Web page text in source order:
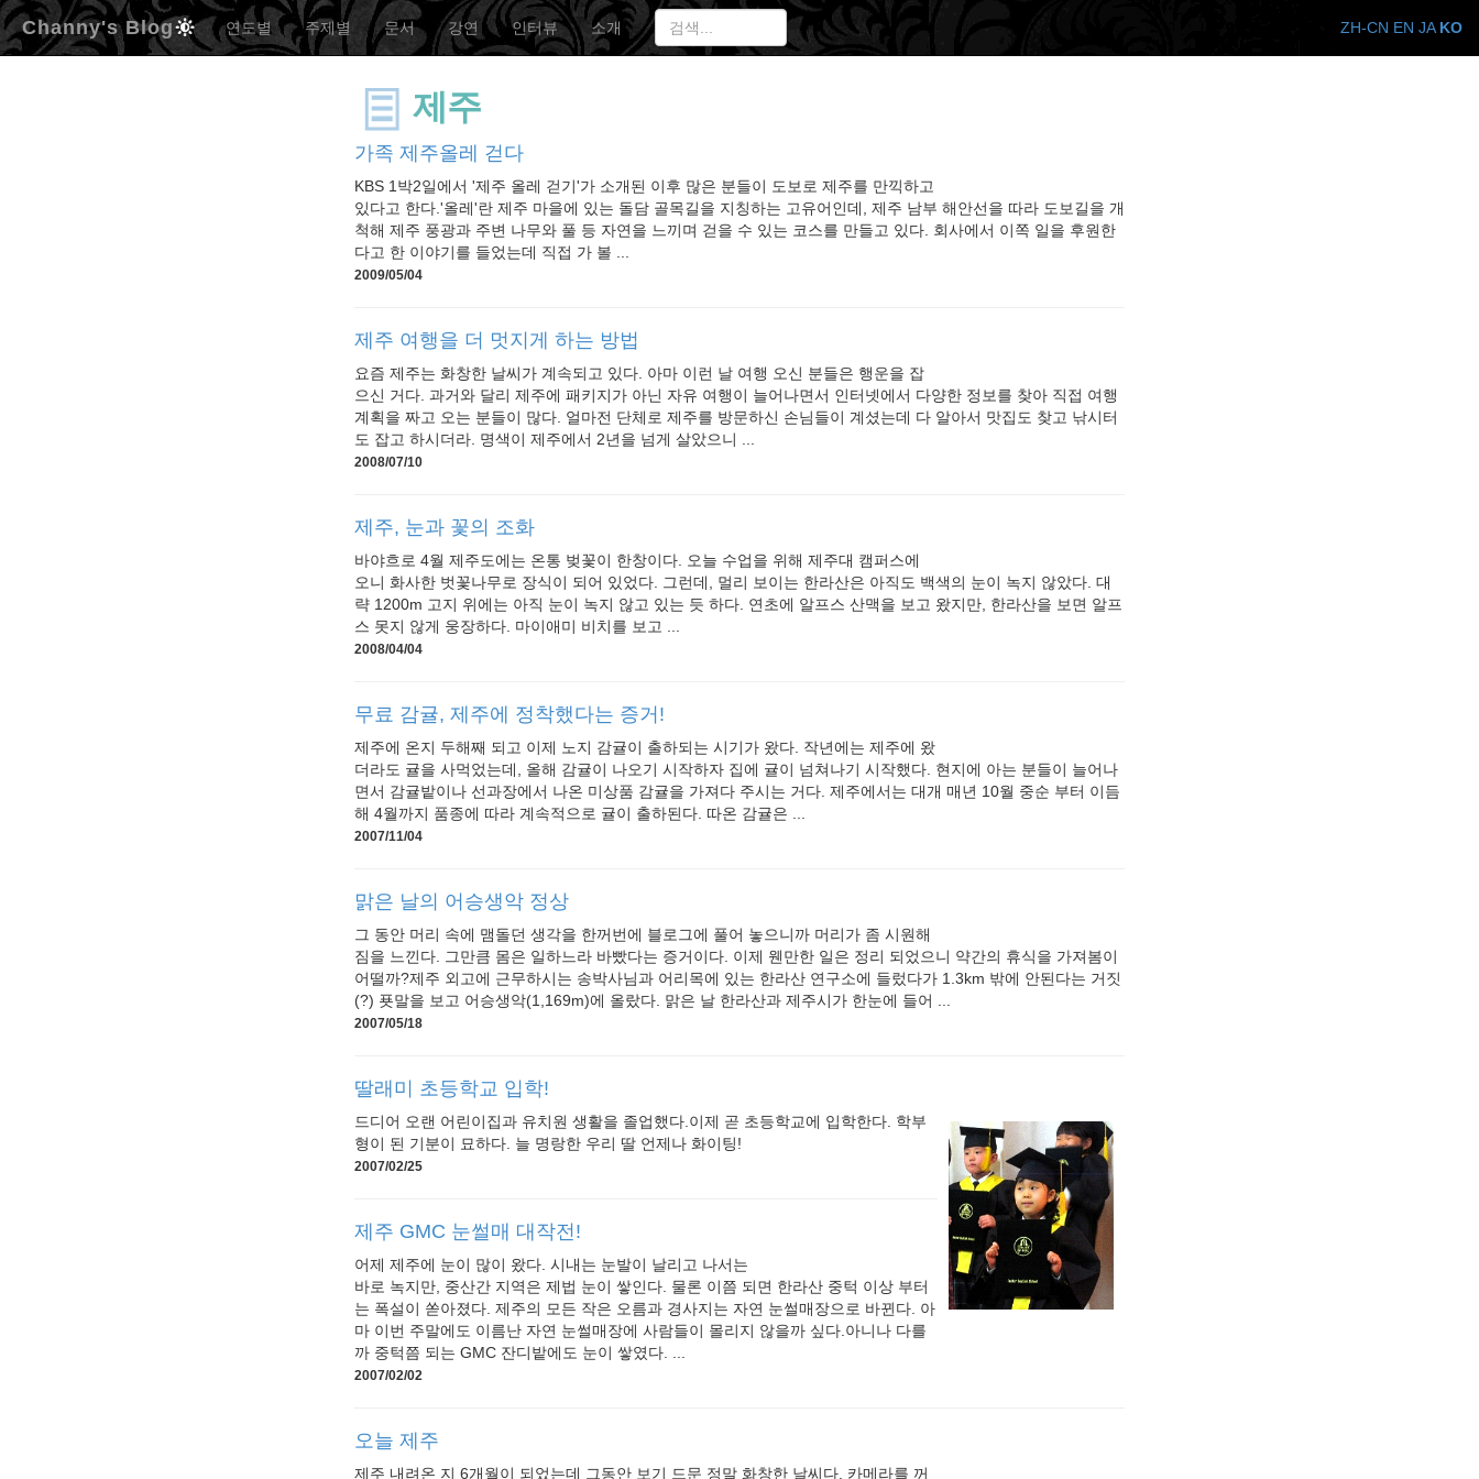
Channy's Blog 연도별 주제별 문서 강연 인터뷰 소개
제주
가족 제주올레 걷다
KBS 1박2일에서 '제주 올레 걷기'가 소개된 이후 많은 분들이 도보로 제주를 만끽하고
있다고 한다.'올레'란 제주 마을에 있는 돌담 골목길을 지칭하는 고유어인데, 제주 남부 해안선을 따라 도보길을 개
척해 제주 풍광과 주변 나무와 풀 등 자연을 느끼며 걷을 수 있는 코스를 만들고 있다. 회사에서 이쪽 일을 후원한
다고 한 이야기를 들었는데 직접 가 볼 ...
2009/05/04
제주 여행을 더 멋지게 하는 방법
요즘 제주는 화창한 날씨가 계속되고 있다. 아마 이런 날 여행 오신 분들은 행운을 잡
으신 거다. 과거와 달리 제주에 패키지가 아닌 자유 여행이 늘어나면서 인터넷에서 다양한 정보를 찾아 직접 여행
계획을 짜고 오는 분들이 많다. 얼마전 단체로 제주를 방문하신 손님들이 계셨는데 다 알아서 맛집도 찾고 낚시터
도 잡고 하시더라. 명색이 제주에서 2년을 넘게 살았으니 ...
2008/07/10
제주, 눈과 꽃의 조화
바야흐로 4월 제주도에는 온통 벚꽃이 한창이다. 오늘 수업을 위해 제주대 캠퍼스에
오니 화사한 벗꽃나무로 장식이 되어 있었다. 그런데, 멀리 보이는 한라산은 아직도 백색의 눈이 녹지 않았다. 대
략 1200m 고지 위에는 아직 눈이 녹지 않고 있는 듯 하다. 연초에 알프스 산맥을 보고 왔지만, 한라산을 보면 알프
스 못지 않게 웅장하다. 마이애미 비치를 보고 ...
2008/04/04
무료 감귤, 제주에 정착했다는 증거!
제주에 온지 두해째 되고 이제 노지 감귤이 출하되는 시기가 왔다. 작년에는 제주에 왔
더라도 귤을 사먹었는데, 올해 감귤이 나오기 시작하자 집에 귤이 넘쳐나기 시작했다. 현지에 아는 분들이 늘어나
면서 감귤밭이나 선과장에서 나온 미상품 감귤을 가져다 주시는 거다. 제주에서는 대개 매년 10월 중순 부터 이듬
해 4월까지 품종에 따라 계속적으로 귤이 출하된다. 따온 감귤은 ...
2007/11/04
맑은 날의 어승생악 정상
그 동안 머리 속에 맴돌던 생각을 한꺼번에 블로그에 풀어 놓으니까 머리가 좀 시원해
짐을 느낀다. 그만큼 몸은 일하느라 바빴다는 증거이다. 이제 웬만한 일은 정리 되었으니 약간의 휴식을 가져봄이
어떨까?제주 외고에 근무하시는 송박사님과 어리목에 있는 한라산 연구소에 들렀다가 1.3km 밖에 안된다는 거짓
(?) 푯말을 보고 어승생악(1,169m)에 올랐다. 맑은 날 한라산과 제주시가 한눈에 들어 ...
2007/05/18
딸래미 초등학교 입학!
드디어 오랜 어린이집과 유치원 생활을 졸업했다.이제 곧 초등학교에 입학한다. 학부
형이 된 기분이 묘하다. 늘 명랑한 우리 딸 언제나 화이팅!
2007/02/25
제주 GMC 눈썰매 대작전!
어제 제주에 눈이 많이 왔다. 시내는 눈발이 날리고 나서는
바로 녹지만, 중산간 지역은 제법 눈이 쌓인다. 물론 이쯤 되면 한라산 중턱 이상 부터
는 폭설이 쏟아졌다. 제주의 모든 작은 오름과 경사지는 자연 눈썰매장으로 바뀐다. 아
마 이번 주말에도 이름난 자연 눈썰매장에 사람들이 몰리지 않을까 싶다.아니나 다를
까 중턱쯤 되는 GMC 잔디밭에도 눈이 쌓였다. ...
2007/02/02
오늘 제주
제주 내려온 지 6개월이 되었는데 그동안 보기 드문 정말 화창한 날씨다. 카메라를 꺼
ZH-CN EN JA KO